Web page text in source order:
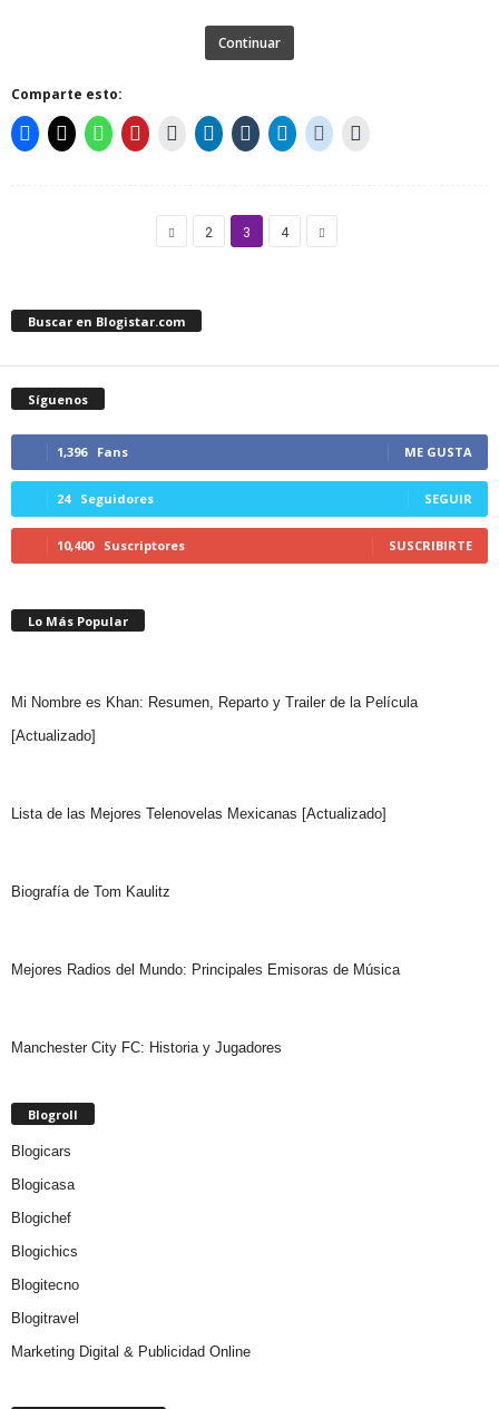
Continuar
Comparte esto:
2 3 4
Buscar en Blogistar.com
Síguenos
1,396 Fans ME GUSTA
24 Seguidores SEGUIR
10,400 Suscriptores SUSCRIBIRTE
Lo Más Popular
Mi Nombre es Khan: Resumen, Reparto y Trailer de la Película
[Actualizado]
Lista de las Mejores Telenovelas Mexicanas [Actualizado]
Biografía de Tom Kaulitz
Mejores Radios del Mundo: Principales Emisoras de Música
Manchester City FC: Historia y Jugadores
Blogroll
Blogicars
Blogicasa
Blogichef
Blogichics
Blogitecno
Blogitravel
Marketing Digital & Publicidad Online